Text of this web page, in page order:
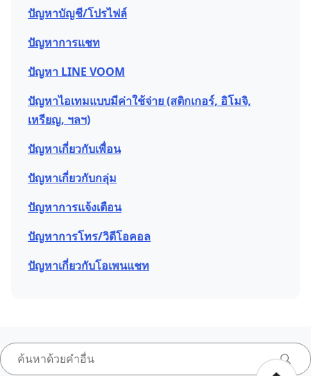
ปัญหาบัญชี/โปรไฟล์
ปัญหาการแชท
ปัญหา LINE VOOM
ปัญหาไอเทมแบบมีค่าใช้จ่าย (สติกเกอร์, อิโมจิ,
เหรียญ, ฯลฯ)
ปัญหาเกี่ยวกับเพื่อน
ปัญหาเกี่ยวกับกลุ่ม
ปัญหาการแจ้งเตือน
ปัญหาการโทร/วิดีโอคอล
ปัญหาเกี่ยวกับโอเพนแชท